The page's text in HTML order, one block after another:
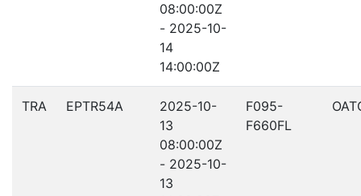
08:00:00Z
- 2025-10-
14
14:00:00Z
TRA EPTR54A
2025-10-
13
08:00:00Z
- 2025-10-
13
F095-
F660FL